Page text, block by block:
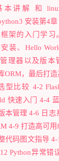
本讲解 和
安装第4
架的入门学习
安装、Hello
理器以及版本
ORM，最后打
型比较 4-2
快速入门 4-4
本管理 4-6 日志
4-9 打造高可
代码图文指导
Python异常错